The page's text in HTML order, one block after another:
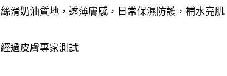
絲滑奶油質地，透薄膚感，日常保濕防護，補水亮肌
經過皮膚專家測試